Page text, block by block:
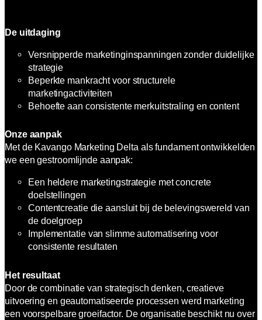
De uitdaging
Versnipperde marketinginspanningen zonder duidelijke
strategie
Beperkte mankracht voor structurele
marketingactiviteiten
Behoefte aan consistente merkuitstraling en content
Onze aanpak
Met de Kavango Marketing Delta als fundament ontwikkelden
we een gestroomlijnde aanpak:
Een heldere marketingstrategie met concrete
doelstellingen
Contentcreatie die aansluit bij de belevingswereld van
de doelgroep
Implementatie van slimme automatisering voor
consistente resultaten
Het resultaat
Door de combinatie van strategisch denken, creatieve
uitvoering en geautomatiseerde processen werd marketing
een voorspelbare groeifactor. De organisatie beschikt nu over